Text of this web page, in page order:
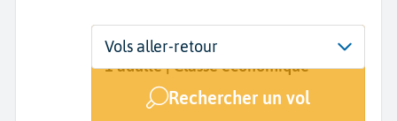
Départ
Béziers (BZR)
Dates
Dates de votre voyage
Voyageurs | Classe
1 adulte | Classe économique
Rechercher un vol
Vols aller-retour